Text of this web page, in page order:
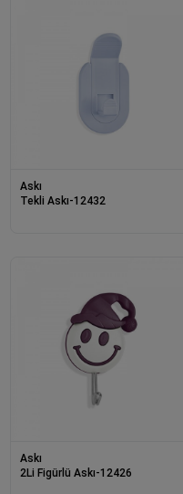
Askı
Tekli Askı-12432
Askı
2Li Figürlü Askı-12426